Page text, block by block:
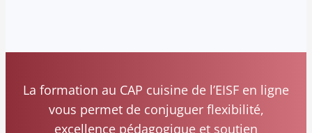
La formation au CAP cuisine de l’EISF en ligne
vous permet de conjuguer flexibilité,
excellence pédagogique et soutien